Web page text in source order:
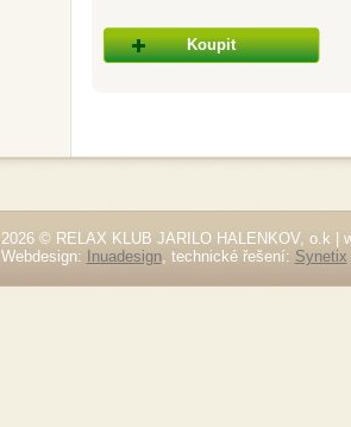
Koupit
2026 © RELAX KLUB JARILO HALENKOV, o.k |
Webdesign:
Inuadesign, technické řešení: Synetix